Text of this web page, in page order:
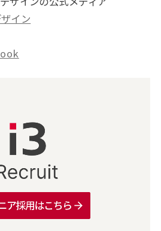
イン